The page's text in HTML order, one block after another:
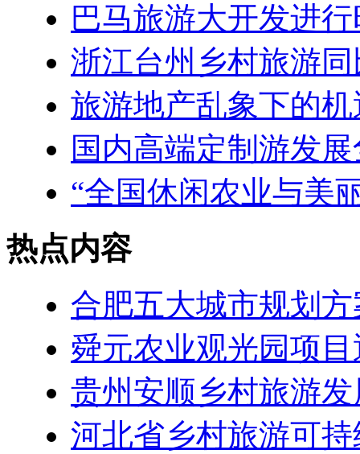
巴马旅游大开发进行
浙江台州乡村旅游
旅游地产乱象下的机
国内高端定制游发
“全国休闲农业与美
热点内容
合肥五大城市规划
舜元农业观光园项
贵州安顺乡村旅游
河北省乡村旅游可